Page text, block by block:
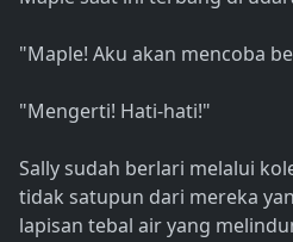
"Maple! Aku akan mencoba
"Mengerti! Hati-hati!"
Sally sudah berlari melalui
tidak satupun dari mereka
lapisan tebal air yang